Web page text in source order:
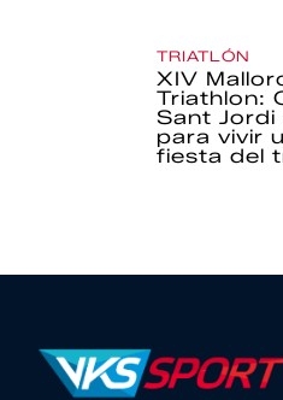
TRIATLÓN
XIV
Triathlon:
Sant Jordi
para vivir
fiesta del